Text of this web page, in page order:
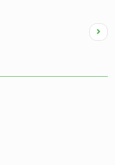
Next
page